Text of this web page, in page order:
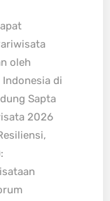
oleh
di
Sapta
2026